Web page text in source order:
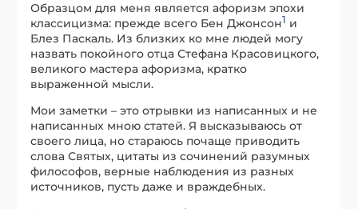
Образцом для меня является афоризм эпохи
классицизма: прежде всего Бен Джонсон1 и
Блез Паскаль. Из близких ко мне людей могу
назвать покойного отца Стефана Красовицкого,
великого мастера афоризма, кратко
выраженной мысли.
Мои заметки – это отрывки из написанных и не
написанных мною статей. Я высказываюсь от
своего лица, но стараюсь почаще приводить
слова Святых, цитаты из сочинений разумных
философов, верные наблюдения из разных
источников, пусть даже и враждебных.